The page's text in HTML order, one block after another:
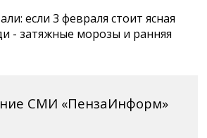
если 3 февраля стоит ясная
- затяжные морозы и ранняя
СМИ «ПензаИнформ»